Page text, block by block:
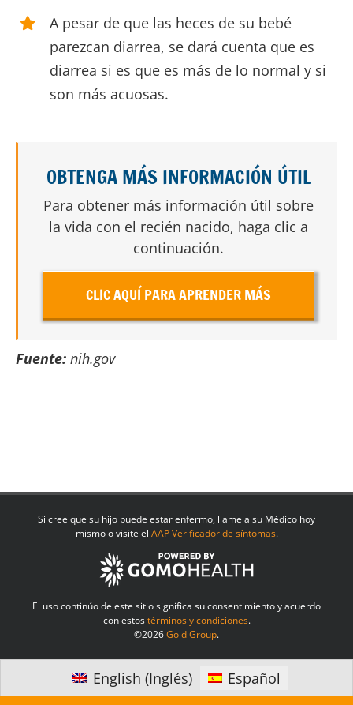
A pesar de que las heces de su bebé
parezcan diarrea, se dará cuenta que es
diarrea si es que es más de lo normal y si
son más acuosas.
OBTENGA MÁS INFORMACIÓN ÚTIL
Para obtener más información útil sobre
la vida con el recién nacido, haga clic a
continuación.
CLIC AQUÍ PARA APRENDER MÁS
Fuente: nih.gov
Si cree que su hijo puede estar enfermo, llame a su Médico hoy
mismo o visite el AAP Verificador de síntomas.
El uso continúo de este sitio significa su consentimiento y acuerdo
con estostérminos y condiciones.
©2026Gold Group.
English (Inglés) Español